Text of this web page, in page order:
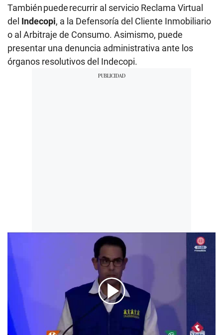
También puede recurrir al servicio Reclama Virtual
del Indecopi, a la Defensoría del Cliente Inmobiliario
o al Arbitraje de Consumo. Asimismo, puede
presentar una denuncia administrativa ante los
órganos resolutivos del Indecopi.